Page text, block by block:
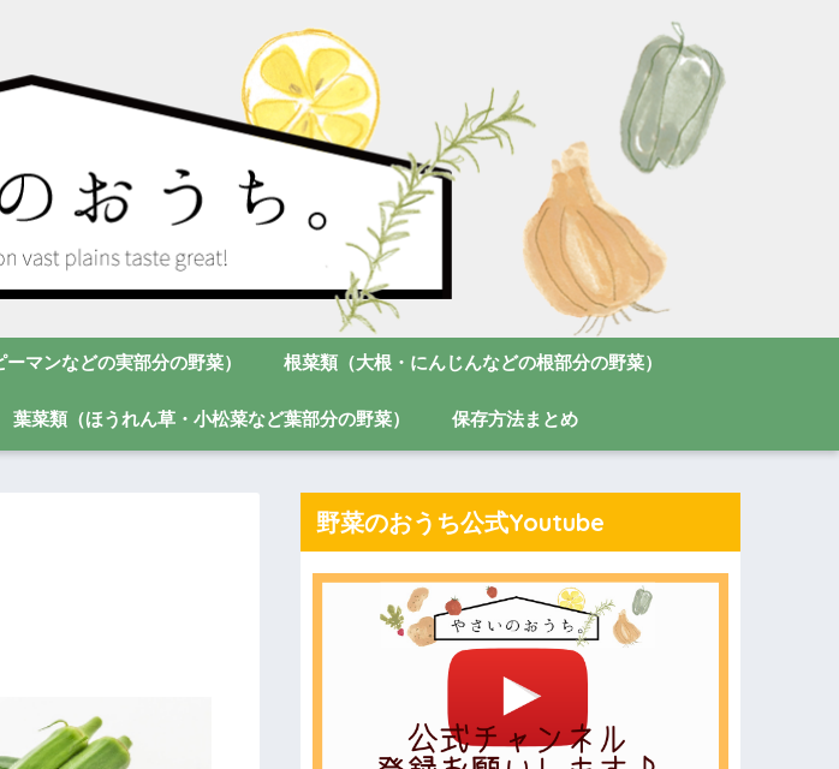
マンなどの実部分の野菜） 根菜類（大根・にんじんなどの根部分の野菜）
葉菜類（ほうれん草・小松菜など葉部分の野菜） 保存方法まとめ
野菜のおうち公式Youtube